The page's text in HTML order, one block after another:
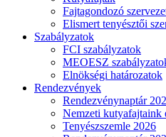
Fajtagondozó
Elismert tenyésztői
Szabályzatok
FCI szabályzatok
MEOESZ
Elnökségi határozatok
Rendezvények
Rendezvénynaptár
Nemzeti kutyafajtaink
Tenyészszemle 2026